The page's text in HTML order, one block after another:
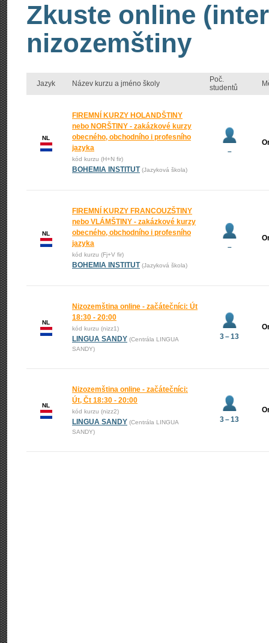
Zkuste online
nizozemštiny
Jazyk Název kurzu a jméno školy
Poč.
studentů
NL
FIREMNÍ KURZY HOLANDŠTINY
nebo NORŠTINY - zakázkové kurzy
obecného, obchodního i profesního
jazyka
kód kurzu (H+N fir)
BOHEMIA INSTITUT (Jazyková škola)
–
NL
FIREMNÍ KURZY FRANCOUZŠTINY
nebo VLÁMŠTINY - zakázkové kurzy
obecného, obchodního i profesního
jazyka
kód kurzu (Fj+V fir)
BOHEMIA INSTITUT (Jazyková škola)
–
NL
Nizozemština online - začátečníci: Út
18:30 - 20:00
kód kurzu (nizz1)
LINGUA SANDY (Centrála LINGUA
SANDY)
3 – 13
NL
Nizozemština online - začátečníci:
Út, Čt 18:30 - 20:00
kód kurzu (nizz2)
LINGUA SANDY (Centrála LINGUA
SANDY)
3 – 13